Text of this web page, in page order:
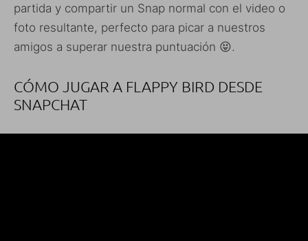
partida y compartir un Snap normal con el video o
foto resultante, perfecto para picar a nuestros
amigos a superar nuestra puntuación 😝.
CÓMO JUGAR A FLAPPY BIRD DESDE
SNAPCHAT